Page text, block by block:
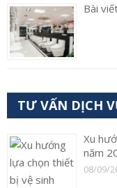
Bài
TƯ VẤN DỊCH
Xu
năm
08/09/